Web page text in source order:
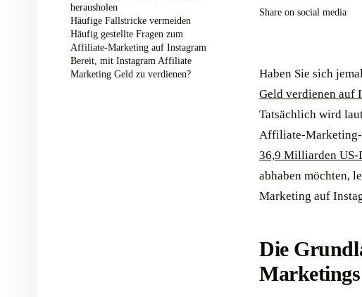
herausholen
Häufige Fallstricke vermeiden
Häufig gestellte Fragen zum
Affiliate-Marketing auf Instagram
Bereit, mit Instagram Affiliate
Marketing Geld zu verdienen?
Share on social media
Haben Sie sich
Geld verdienen auf
Tatsächlich wird
Affiliate-Marketing-
36,9 Milliarden US-
abhaben möchten,
Marketing auf
Die
Marketings